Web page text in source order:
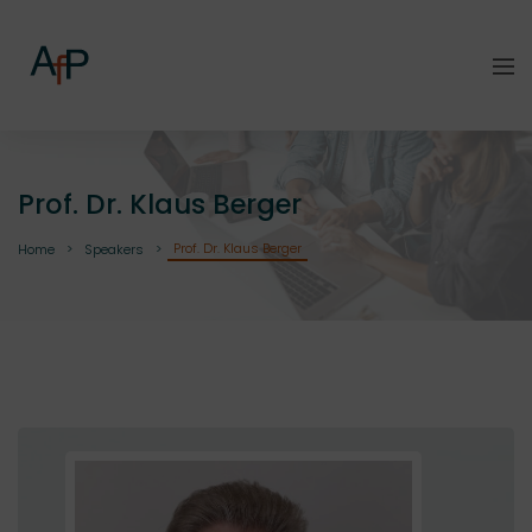
Prof. Dr. Klaus Berger
Home Speakers Prof. Dr. Klaus Berger